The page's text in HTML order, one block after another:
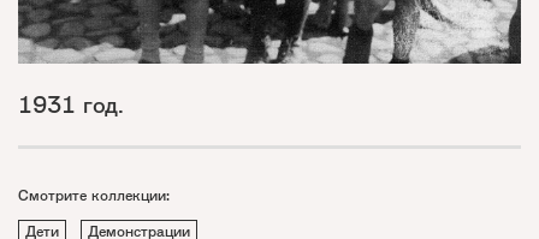
1931 год.
Смотрите коллекции:
Дети
Демонстрации